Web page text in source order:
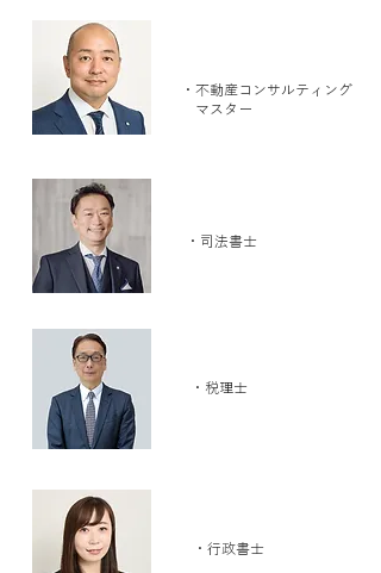
・不動産コンサルティング
​ マスター
・司法書士
・税理士
・行政書士